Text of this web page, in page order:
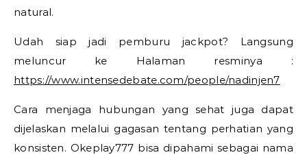
natural.
Udah siap jadi pemburu jackpot? Langsung
meluncur ke Halaman resminya :
https://www.intensedebate.com/people/nadinjen7
Cara menjaga hubungan yang sehat juga dapat
dijelaskan melalui gagasan tentang perhatian yang
konsisten. Okeplay777 bisa dipahami sebagai nama